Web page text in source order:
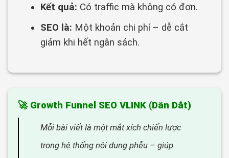
Kết quả: Có traffic mà không có đơn.
SEO là: Một khoản chi phí – dễ cắt
giảm khi hết ngân sách.
🚀 Growth Funnel SEO VLINK (Dẫn Dắt)
Mỗi bài viết là một mắt xích chiến lược
trong hệ thống nội dung phễu – giúp